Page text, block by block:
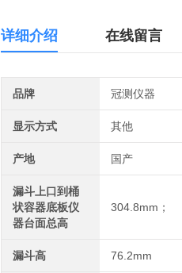
详细介绍 在线留言
品牌 冠测仪器
显示方式 其他
产地 国产
漏斗上口到桶
状容器底板仪
器台面总高
304.8mm；
漏斗高 76.2mm